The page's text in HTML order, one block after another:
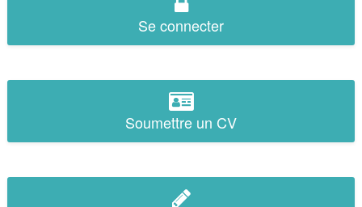
Se connecter
Soumettre un CV